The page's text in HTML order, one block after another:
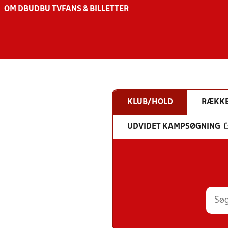
OM DBU DBU TV FANS & BILLETTER
KLUB/HOLD
UDVIDET KAMPSØGNING